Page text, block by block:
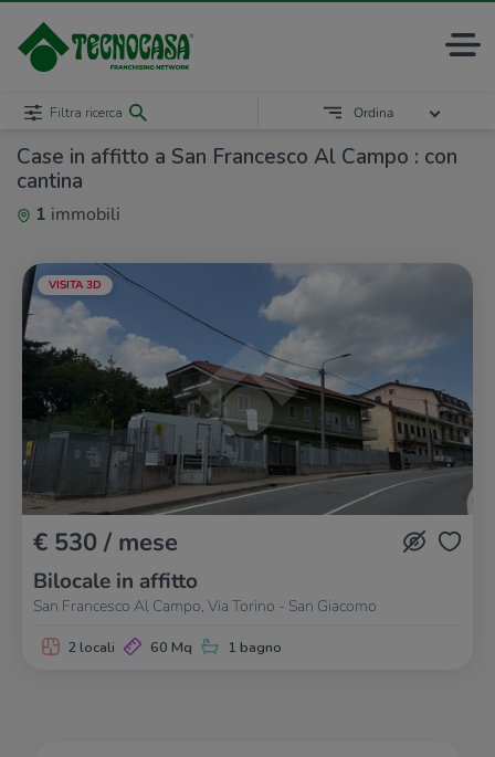
Case in affitto a San Francesco Al Campo : con
cantina
1 immobili
Filtra ricerca Ordina
VISITA 3D
€ 530 / mese
Bilocale in affitto
San Francesco Al Campo, Via Torino - San Giacomo
2 locali 60 Mq 1 bagno